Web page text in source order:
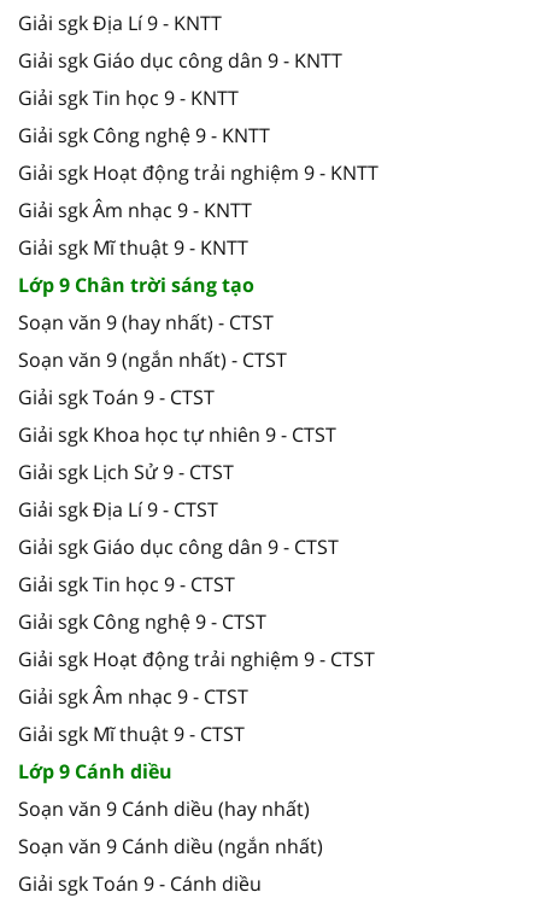
Giải sgk Địa Lí 9 - KNTT
Giải sgk Giáo dục công dân 9 - KNTT
Giải sgk Tin học 9 - KNTT
Giải sgk Công nghệ 9 - KNTT
Giải sgk Hoạt động trải nghiệm 9 - KNTT
Giải sgk Âm nhạc 9 - KNTT
Giải sgk Mĩ thuật 9 - KNTT
Lớp 9 Chân trời sáng tạo
Soạn văn 9 (hay nhất) - CTST
Soạn văn 9 (ngắn nhất) - CTST
Giải sgk Toán 9 - CTST
Giải sgk Khoa học tự nhiên 9 - CTST
Giải sgk Lịch Sử 9 - CTST
Giải sgk Địa Lí 9 - CTST
Giải sgk Giáo dục công dân 9 - CTST
Giải sgk Tin học 9 - CTST
Giải sgk Công nghệ 9 - CTST
Giải sgk Hoạt động trải nghiệm 9 - CTST
Giải sgk Âm nhạc 9 - CTST
Giải sgk Mĩ thuật 9 - CTST
Lớp 9 Cánh diều
Soạn văn 9 Cánh diều (hay nhất)
Soạn văn 9 Cánh diều (ngắn nhất)
Giải sgk Toán 9 - Cánh diều